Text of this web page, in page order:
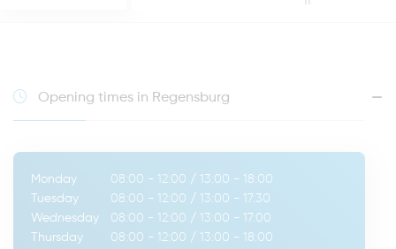
Opening times in Regensburg
Monday 08:00 - 12:00 / 13:00 - 18:00
Tuesday
08:00 - 12:00 / 13:00 - 17:30
Wednesday
08:00 - 12:00 / 13:00 - 17:00
Thursday
08:00 - 12:00 / 13:00 - 18:00